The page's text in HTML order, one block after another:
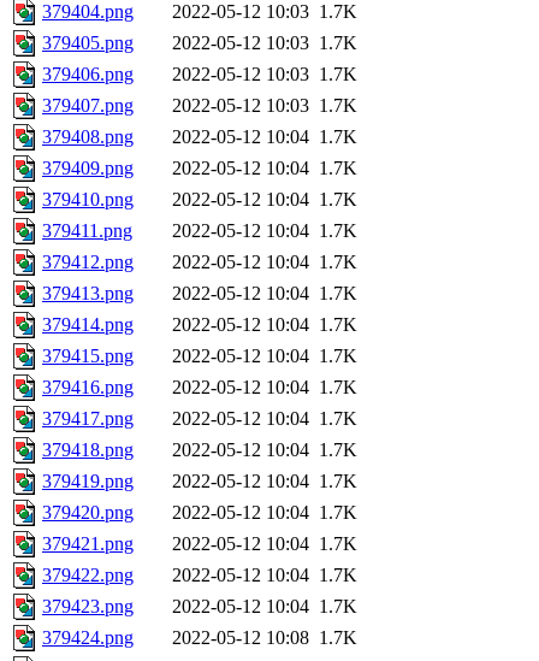
379404.png
2022-05-12 10:03 1.7K
379405.png
2022-05-12 10:03 1.7K
379406.png
2022-05-12 10:03 1.7K
379407.png
2022-05-12 10:03 1.7K
379408.png
2022-05-12 10:04 1.7K
379409.png
2022-05-12 10:04 1.7K
379410.png
2022-05-12 10:04 1.7K
379411.png
2022-05-12 10:04 1.7K
379412.png
2022-05-12 10:04 1.7K
379413.png
2022-05-12 10:04 1.7K
379414.png
2022-05-12 10:04 1.7K
379415.png
2022-05-12 10:04 1.7K
379416.png
2022-05-12 10:04 1.7K
379417.png
2022-05-12 10:04 1.7K
379418.png
2022-05-12 10:04 1.7K
379419.png
2022-05-12 10:04 1.7K
379420.png
2022-05-12 10:04 1.7K
379421.png
2022-05-12 10:04 1.7K
379422.png
2022-05-12 10:04 1.7K
379423.png
2022-05-12 10:04 1.7K
379424.png
2022-05-12 10:08 1.7K